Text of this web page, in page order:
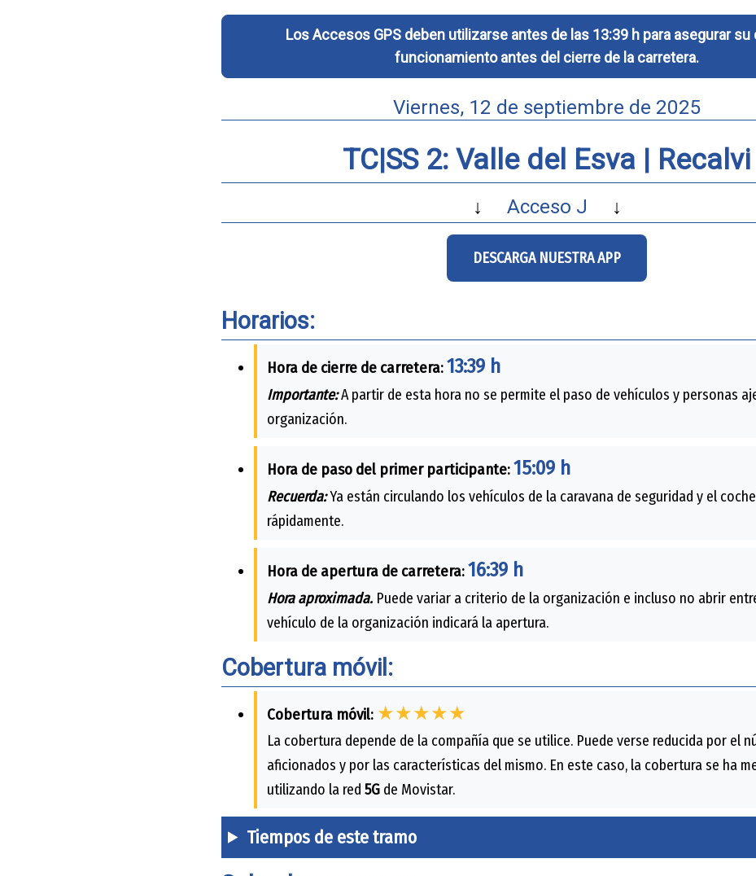
Los Accesos GPS deben utilizarse antes de las 13:39 h para asegurar
funcionamiento antes del cierre de la carretera.
Viernes, 12 de septiembre de 2025
TC|SS 2: Valle del Esva | Recalvi
↓ Acceso J ↓
DESCARGA NUESTRA APP
Horarios:
Hora de cierre de carretera:13:39 h
Importante:A partir de esta hora no se permite el paso de vehículos y personas
organización.
Hora de paso del primer participante:15:09 h
Recuerda:Ya están circulando los vehículos de la caravana de seguridad y el
rápidamente.
Hora de apertura de carretera:16:39 h
Hora aproximada. Puede variar a criterio de la organización e incluso no abrir
vehículo de la organización indicará la apertura.
Cobertura móvil:
Cobertura móvil: ★★★★★
La cobertura depende de la compañía que se utilice. Puede verse reducida por el
aficionados y por las características del mismo. En este caso, la cobertura se ha
utilizando la red 5G de Movistar.
Tiempos de este tramo